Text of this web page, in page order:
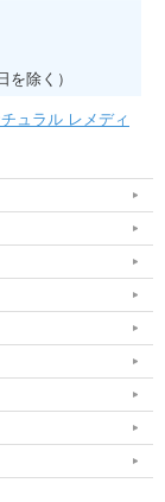
除く）
ュラル レメディ